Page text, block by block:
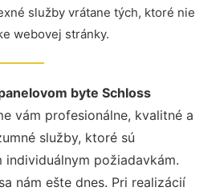
služby vrátane tých, ktoré nie
webovej stránky.
byte Schloss
vám profesionálne, kvalitné a
služby, ktoré sú
individuálnym požiadavkám.
nám ešte dnes. Pri realizácií